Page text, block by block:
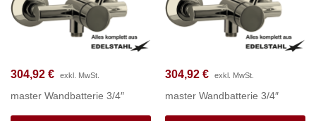
304,92 € exkl. MwSt.
master Wandbatterie 3/4″
304,92 € exkl. MwSt.
master Wandbatterie 3/4″